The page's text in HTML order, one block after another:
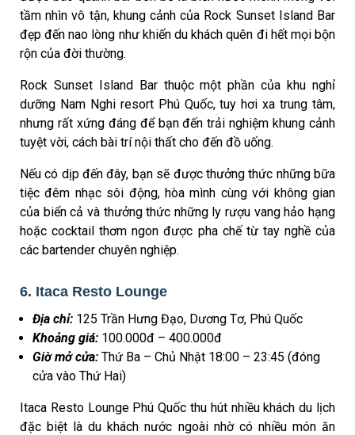
tầm nhìn vô tận, khung cảnh của Rock Sunset Island Bar
đẹp đến nao lòng như khiến du khách quên đi hết mọi bộn
rộn của đời thường.
Rock Sunset Island Bar thuộc một phần của khu nghỉ
dưỡng Nam Nghi resort Phú Quốc, tuy hơi xa trung tâm,
nhưng rất xứng đáng để bạn đến trải nghiệm khung cảnh
tuyệt vời, cách bài trí nội thất cho đến đồ uống.
Nếu có dịp đến đây, bạn sẽ được thưởng thức những bữa
tiệc đêm nhạc sôi động, hòa mình cùng với không gian
của biển cả và thưởng thức những ly rượu vang hảo hạng
hoặc cocktail thơm ngon được pha chế từ tay nghề của
các bartender chuyên nghiệp.
6. Itaca Resto Lounge
Địa chỉ: 125 Trần Hưng Đạo, Dương Tơ, Phú Quốc
Khoảng giá: 100.000đ – 400.000đ
Giờ mở cửa: Thứ Ba – Chủ Nhật 18:00 – 23:45 (đóng
cửa vào Thứ Hai)
Itaca Resto Lounge Phú Quốc thu hút nhiều khách du lịch
đặc biệt là du khách nước ngoài nhờ có nhiều món ăn